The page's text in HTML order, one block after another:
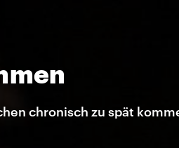
chronisch zu spät